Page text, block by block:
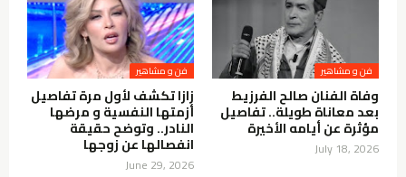
فن و مشاهير
وفاة الفنان صالح الفرزيط
بعد معاناة طويلة.. تفاصيل
مؤثرة عن أيامه الأخيرة
July 18, 2026
فن و مشاهير
زازا تكشف لأول مرة تفاصيل
أزمتها النفسية و مرضها
النادر.. وتوضح حقيقة
انفصالها عن زوجها
June 29, 2026